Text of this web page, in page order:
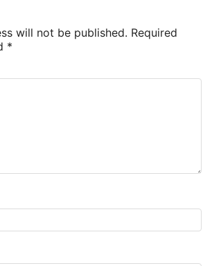
will not be published. Required
*